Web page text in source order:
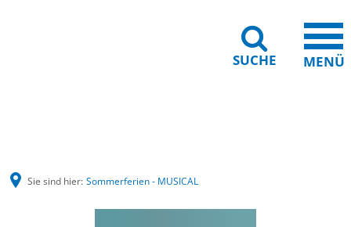
SUCHE MENÜ
Sie sind hier: Sommerferien - MUSICAL